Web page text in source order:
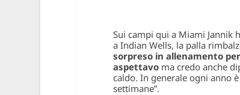
Sui campi qui a Miami Jannik
a Indian Wells, la palla
sorpreso in allenamento
aspettavoma credo anche
caldo. In generale ogni anno
settimane”.